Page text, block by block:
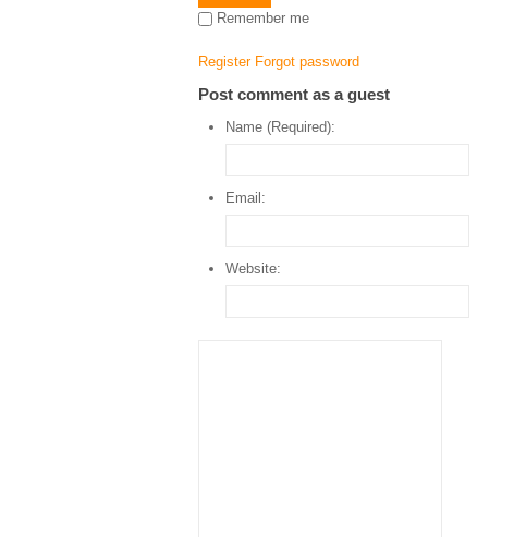
Remember me
Register Forgot password
Post comment as a guest
Name (Required):
Email:
Website: